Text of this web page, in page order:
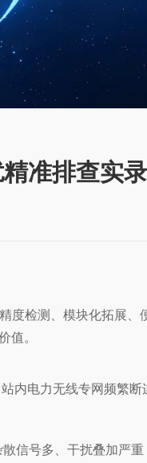
准排查实录
度检测、模块化拓展、
值。
内电力无线专网频繁
信号多、干扰叠加严